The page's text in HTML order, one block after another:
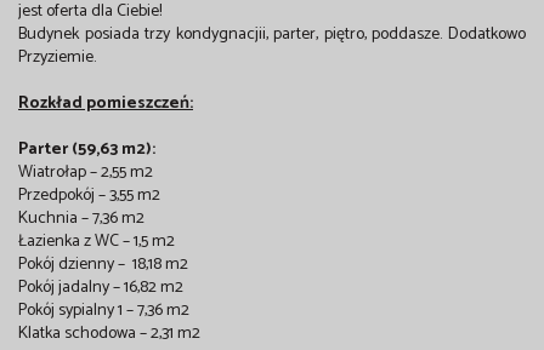
jest oferta dla Ciebie!
Budynek posiada trzy kondygnacjii, parter, piętro, poddasze. Dodatkowo
Przyziemie.
Rozkład pomieszczeń:
Parter (59,63 m2):
Wiatrołap – 2,55 m2
Przedpokój – 3,55 m2
Kuchnia – 7,36 m2
Łazienka z WC – 1,5 m2
Pokój dzienny – 18,18 m2
Pokój jadalny – 16,82 m2
Pokój sypialny 1 – 7,36 m2
Klatka schodowa – 2,31 m2